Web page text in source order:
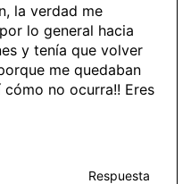
la verdad me
lo general hacia
y tenía que volver
me quedaban
cómo no ocurra!! Eres
Respuesta